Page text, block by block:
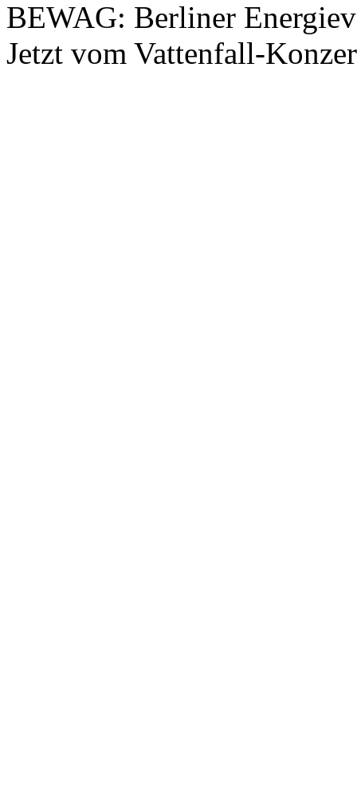
BEWAG: Berliner
Jetzt vom Vattenfall-